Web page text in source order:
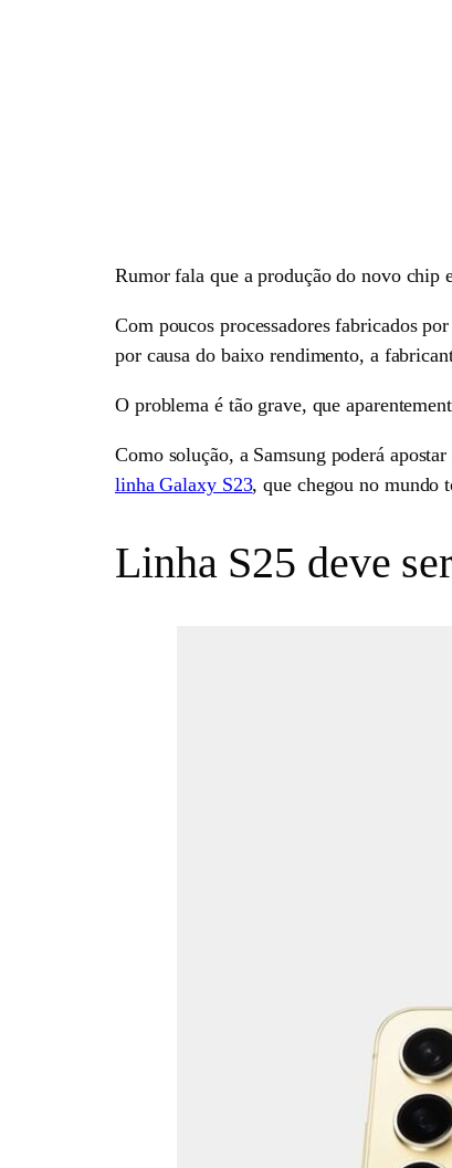
Rumor fala que a produção do novo chip
Com poucos processadores fabricados
por causa do baixo rendimento, a
O problema é tão grave, que
Como solução, a Samsung poderá apostar
linha Galaxy S23, que chegou no mundo
Linha S25 deve